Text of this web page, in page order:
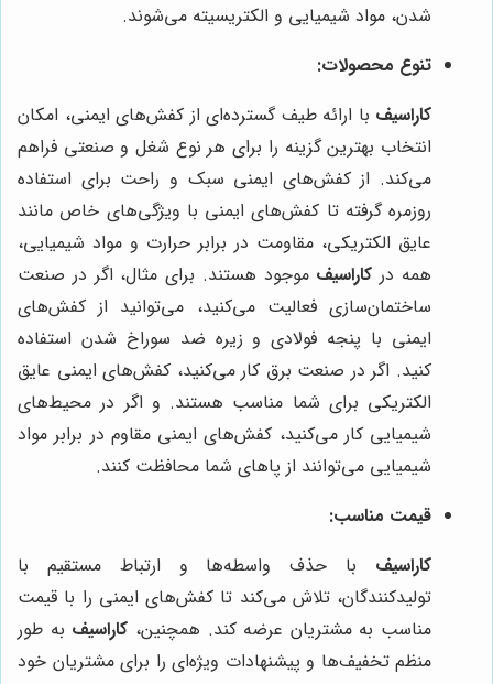
شدن، مواد شیمیایی و الکتریسیته می‌شوند.
تنوع محصولات:
کاراسیف با ارائه طیف گسترده‌ای از کفش‌های ایمنی، امکان
انتخاب بهترین گزینه را برای هر نوع شغل و صنعتی فراهم
می‌کند. از کفش‌های ایمنی سبک و راحت برای استفاده
روزمره گرفته تا کفش‌های ایمنی با ویژگی‌های خاص مانند
عایق الکتریکی، مقاومت در برابر حرارت و مواد شیمیایی،
همه در کاراسیف موجود هستند. برای مثال، اگر در صنعت
ساختمان‌سازی فعالیت می‌کنید، می‌توانید از کفش‌های
ایمنی با پنجه فولادی و زیره ضد سوراخ شدن استفاده
کنید. اگر در صنعت برق کار می‌کنید، کفش‌های ایمنی عایق
الکتریکی برای شما مناسب هستند. و اگر در محیط‌های
شیمیایی کار می‌کنید، کفش‌های ایمنی مقاوم در برابر مواد
شیمیایی می‌توانند از پا‌های شما محافظت کنند.
قیمت مناسب:
کاراسیف با حذف واسطه‌ها و ارتباط مستقیم با
تولیدکنندگان، تلاش می‌کند تا کفش‌های ایمنی را با قیمت
مناسب به مشتریان عرضه کند. همچنین، کاراسیف به طور
منظم تخفیف‌ها و پیشنهادات ویژه‌ای را برای مشتریان خود